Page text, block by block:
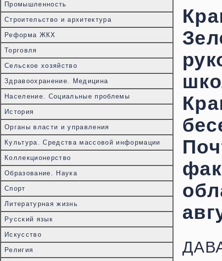
Промышленность
Строительство и архитектура
Реформа ЖКХ
Торговля
Сельское хозяйство
Здравоохранение. Медицина
Население. Социальные проблемы
История
Органы власти и управления
Культура. Средства массовой информации
Коллекционерство
Образование. Наука
Спорт
Литературная жизнь
Русский язык
Искусство
Религия